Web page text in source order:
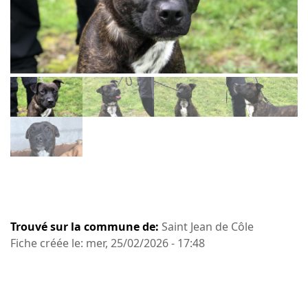
Trouvé sur la commune de: Saint Jean de Côle
Fiche créée le: mer, 25/02/2026 - 17:48